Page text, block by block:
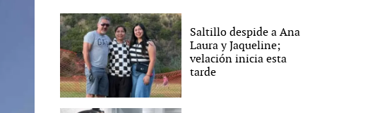
Saltillo despide a Ana
Laura y Jaqueline;
velación inicia esta
tarde